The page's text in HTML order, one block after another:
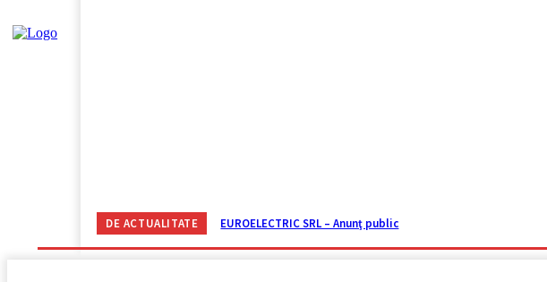
DE ACTUALITATE EUROELECTRIC SRL – Anunţ public